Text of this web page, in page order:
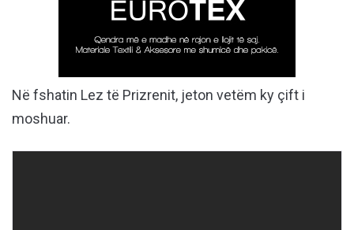
Në fshatin Lez të Prizrenit, jeton vetëm ky çift i
moshuar.